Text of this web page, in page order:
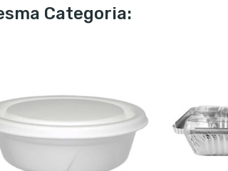
Categoria: